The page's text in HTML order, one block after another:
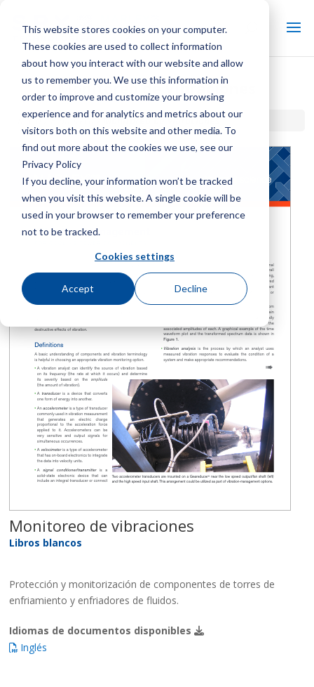
This website stores cookies on your computer.
These cookies are used to collect information
about how you interact with our website and allow
us to remember you. We use this information in
order to improve and customize your browsing
experience and for analytics and metrics about our
visitors both on this website and other media. To
find out more about the cookies we use, see our
Privacy Policy
If you decline, your information won’t be tracked
when you visit this website. A single cookie will be
used in your browser to remember your preference
not to be tracked.
Cookies settings
Accept Decline
Monitoreo de vibraciones
Inicio / Biblioteca / Monitoreo de vibraciones
Monitoreo de vibraciones
Libros blancos
Protección y monitorización de componentes de torres de
enfriamiento y enfriadores de fluidos.
Idiomas de documentos disponibles
Inglés